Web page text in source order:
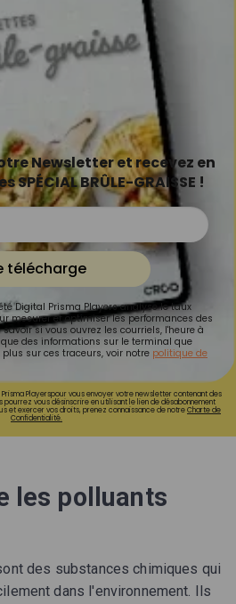
Newsletter et recevez en
SPÉCIAL BRÛLE-GRAISSE !
télécharge
Digital Prisma Players analyse le taux
mesurer et optimiser les performances des
si vous ouvrez les courriels, l'heure à
des informations sur le terminal que
sur ces traceurs, voir notre politique de
Playerspour vous envoyer votre newsletter contenant des
vous désinscrire en utilisant le lien de désabonnement
et exercer vos droits, prenez connaissance de notreCharte de
Confidentialité.
les polluants
des substances chimiques qui
dans l'environnement. Ils